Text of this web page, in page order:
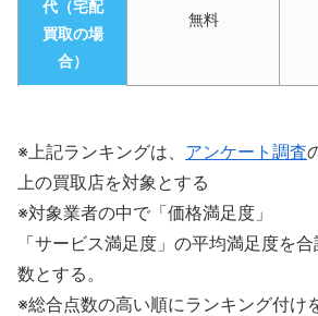
代（宅配
買取の場
合）
無料
※上記ランキングは、 アンケート調査
上の買取店を対象とする
※対象業者の中で「価格満足度」
「サービス満足度」の平均満足度を
数とする。
※総合点数の高い順にランキング付け